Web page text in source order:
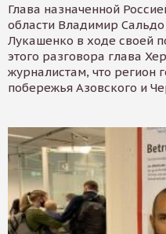
Глава назначенной
области Владимир
Лукашенко в ходе своей
этого разговора глава
журналистам, что регион
побережья Азовского и